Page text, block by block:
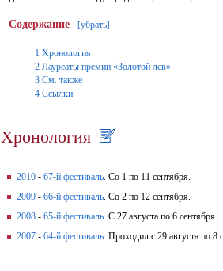
Содержание [убрать]
1 Хронология
2 Лауреаты премии «Золотой лев»
3 См. также
4 Ссылки
Хронология
2010 - 67-й фестиваль. Со 1 по 11 сентября.
2009 - 66-й фестиваль. Со 2 по 12 сентября.
2008 - 65-й фестиваль. C 27 августа по 6 сентября.
2007 - 64-й фестиваль. Проходил с 29 августа по 8